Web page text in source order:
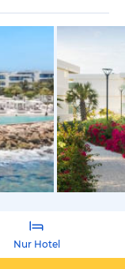
vom
Nur Hotel